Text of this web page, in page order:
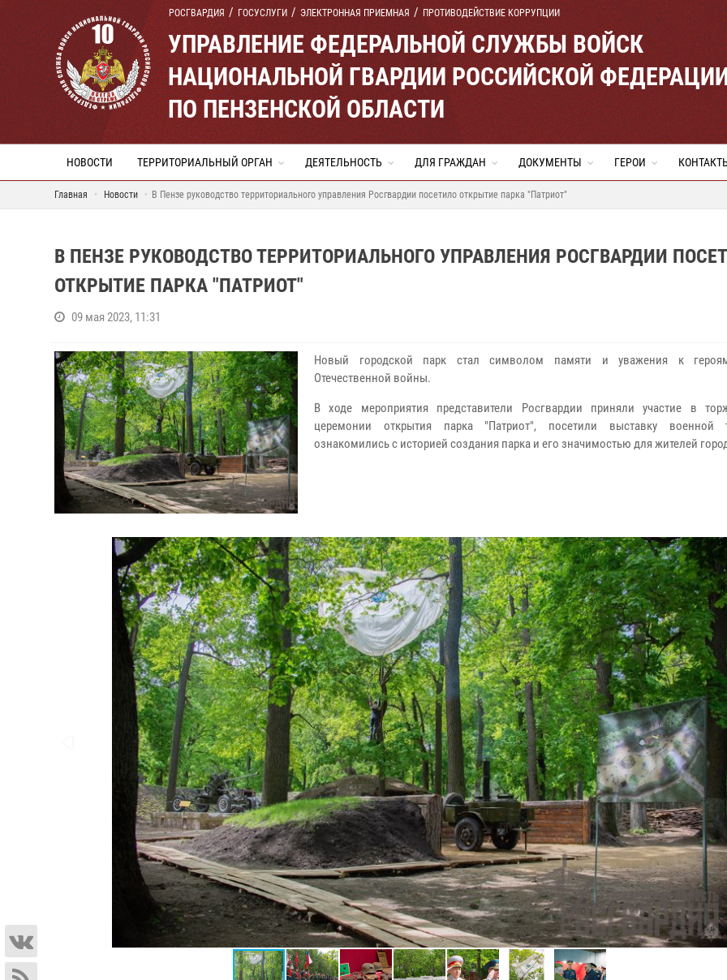
РОСГВАРДИЯ ГОСУСЛУГИ ЭЛЕКТРОННАЯ ПРИЕМНАЯ ПРОТИВОДЕЙСТВИЕ КОРРУПЦИИ
УПРАВЛЕНИЕ ФЕДЕРАЛЬНОЙ СЛУЖБЫ ВОЙСК
НАЦИОНАЛЬНОЙ ГВАРДИИ РОССИЙСКОЙ
ПО ПЕНЗЕНСКОЙ ОБЛАСТИ
НОВОСТИ ТЕРРИТОРИАЛЬНЫЙ ОРГАН ДЕЯТЕЛЬНОСТЬ ДЛЯ ГРАЖДАН ДОКУМЕНТЫ ГЕРОИ
Главная Новости В Пензе руководство территориального управления Росгвардии посетило открытие парка "Патриот"
В ПЕНЗЕ РУКОВОДСТВО ТЕРРИТОРИАЛЬНОГО УПРАВЛЕНИЯ РОСГВАРДИИ
ОТКРЫТИЕ ПАРКА "ПАТРИОТ"
09 мая 2023, 11:31
Новый городской парк стал символом памяти и уважения к
Отечественной войны.
В ходе мероприятия представители Росгвардии приняли участие в
церемонии открытия парка "Патриот", посетили выставку военной
ознакомились с историей создания парка и его значимостью для жителей